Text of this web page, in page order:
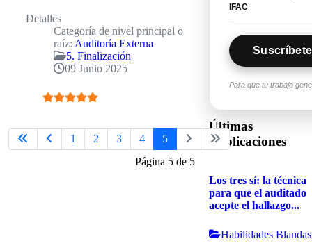
Detalles
Categoría de nivel principal o
raíz: Auditoría Externa
5. Finalización
09 Junio 2025
Página 5 de 5
1 2 3 4 5
IFAC
Para que tu trabajo
Últimas
Publicaciones
Los tres sí: la técnica
para que el auditado
acepte el hallazgo...
Habilidades Blandas